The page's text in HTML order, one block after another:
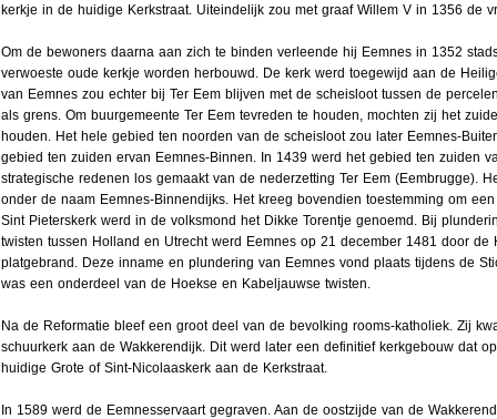
kerkje in de huidige Kerkstraat. Uiteindelijk zou met graaf Willem V in 1356 de
Om de bewoners daarna aan zich te binden verleende hij Eemnes in 1352
verwoeste oude kerkje worden herbouwd. De kerk werd toegewijd aan de
van Eemnes zou echter bij Ter Eem blijven met de scheisloot tussen de
als grens. Om buurgemeente Ter Eem tevreden te houden, mochten zij het
houden. Het hele gebied ten noorden van de scheisloot zou later Eemnes-
gebied ten zuiden ervan Eemnes-Binnen. In 1439 werd het gebied ten zuiden
strategische redenen los gemaakt van de nederzetting Ter Eem (Eembrugge).
onder de naam Eemnes-Binnendijks. Het kreeg bovendien toestemming om
Sint Pieterskerk werd in de volksmond het Dikke Torentje genoemd. Bij
twisten tussen Holland en Utrecht werd Eemnes op 21 december 1481 door de
platgebrand. Deze inname en plundering van Eemnes vond plaats tijdens de
was een onderdeel van de Hoekse en Kabeljauwse twisten.
Na de Reformatie bleef een groot deel van de bevolking rooms-katholiek. Zij
schuurkerk aan de Wakkerendijk. Dit werd later een definitief kerkgebouw dat
huidige Grote of Sint-Nicolaaskerk aan de Kerkstraat.
In 1589 werd de Eemnesservaart gegraven. Aan de oostzijde van de